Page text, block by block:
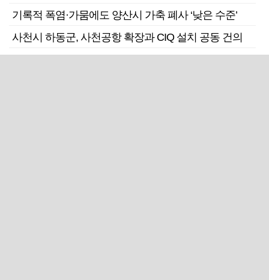
기록적 폭염·가뭄에도 양산시 가축 폐사 ‘낮은 수준’
사천시 하동군, 사천공항 확장과 CIQ 설치 공동 건의